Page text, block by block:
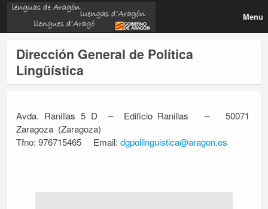
Menu
Dirección General de Política
Lingüística
Avda. Ranillas 5 D – Edificio Ranillas – 50071
Zaragoza (Zaragoza)
Tfno: 976715465 Email: dgpollinguistica@aragon.es